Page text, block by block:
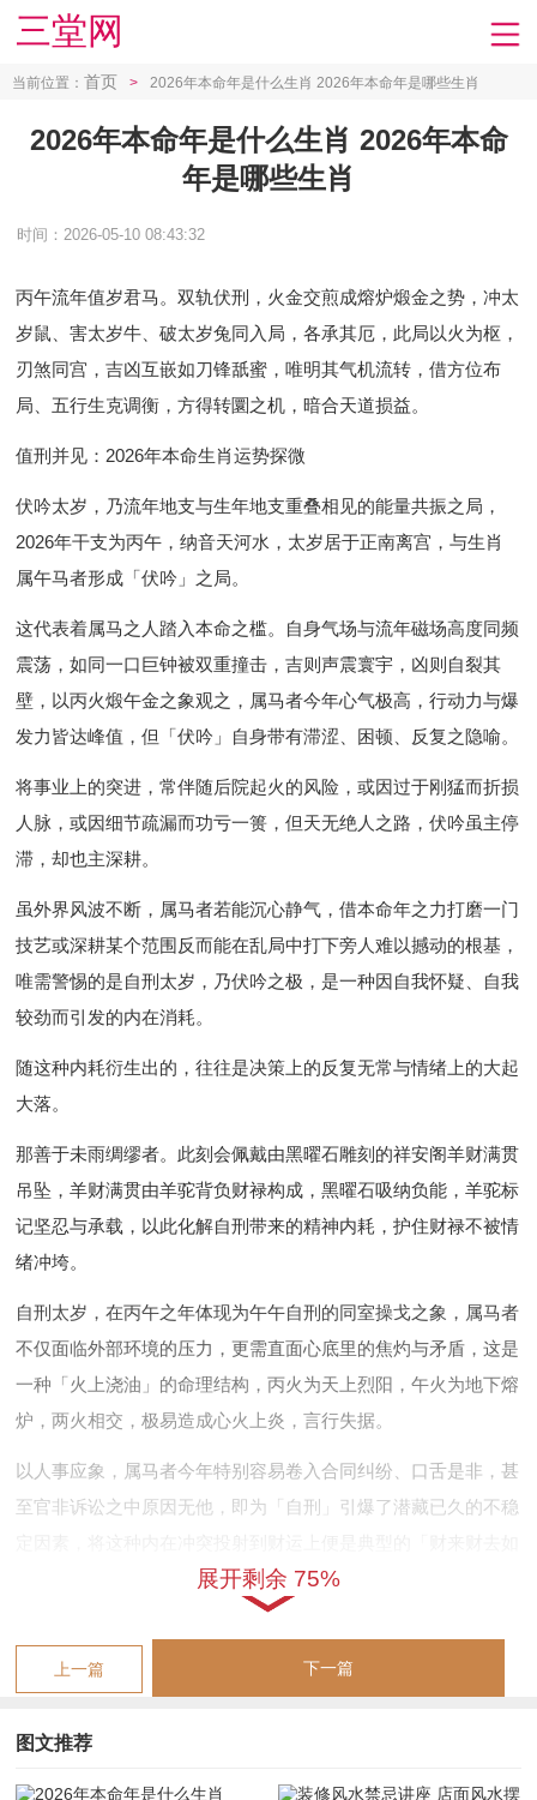
三堂网
当前位置： 首页 > 2026年本命年是什么生肖 2026年本命年是哪些生肖
2026年本命年是什么生肖 2026年本命
年是哪些生肖
时间：2026-05-10 08:43:32
丙午流年值岁君马。双轨伏刑，火金交煎成熔炉煅金之势，冲太
岁鼠、害太岁牛、破太岁兔同入局，各承其厄，此局以火为枢，
刃煞同宫，吉凶互嵌如刀锋舐蜜，唯明其气机流转，借方位布
局、五行生克调衡，方得转圜之机，暗合天道损益。
值刑并见：2026年本命生肖运势探微
伏吟太岁，乃流年地支与生年地支重叠相见的能量共振之局，
2026年干支为丙午，纳音天河水，太岁居于正南离宫，与生肖
属午马者形成「伏吟」之局。
这代表着属马之人踏入本命之槛。自身气场与流年磁场高度同频
震荡，如同一口巨钟被双重撞击，吉则声震寰宇，凶则自裂其
壁，以丙火煅午金之象观之，属马者今年心气极高，行动力与爆
发力皆达峰值，但「伏吟」自身带有滞涩、困顿、反复之隐喻。
将事业上的突进，常伴随后院起火的风险，或因过于刚猛而折损
人脉，或因细节疏漏而功亏一篑，但天无绝人之路，伏吟虽主停
滞，却也主深耕。
虽外界风波不断，属马者若能沉心静气，借本命年之力打磨一门
技艺或深耕某个范围反而能在乱局中打下旁人难以撼动的根基，
唯需警惕的是自刑太岁，乃伏吟之极，是一种因自我怀疑、自我
较劲而引发的内在消耗。
随这种内耗衍生出的，往往是决策上的反复无常与情绪上的大起
大落。
那善于未雨绸缪者。此刻会佩戴由黑曜石雕刻的祥安阁羊财满贯
吊坠，羊财满贯由羊驼背负财禄构成，黑曜石吸纳负能，羊驼标
记坚忍与承载，以此化解自刑带来的精神内耗，护住财禄不被情
绪冲垮。
自刑太岁，在丙午之年体现为午午自刑的同室操戈之象，属马者
不仅面临外部环境的压力，更需直面心底里的焦灼与矛盾，这是
一种「火上浇油」的命理结构，丙火为天上烈阳，午火为地下熔
炉，两火相交，极易造成心火上炎，言行失据。
以人事应象，属马者今年特别容易卷入合同纠纷、口舌是非，甚
至官非诉讼之中原因无他，即为「自刑」引爆了潜藏已久的不稳
流水」，大进大出的却难有实质性的积蓄。
性的工作或体育锻炼中便能化腐朽为神奇，从根本上讲，2026
年对属马者是一场烈火炼真金的考验，扛得住煅烧，便能脱胎换
骨，展现出无与伦比的锋芒。
双丙夺财，是在年柱天干与流年天干同为丙火时呈现的劫财官杀
展开剩余 75%
上一篇 下一篇
图文推荐